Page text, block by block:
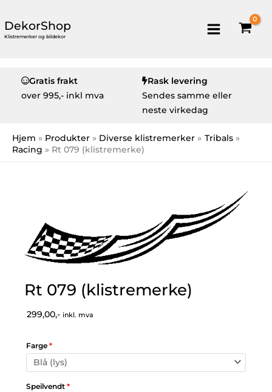
DekorShop
Klistremerker og bildekor
Gratis frakt
over 995,- inkl mva
Rask levering
Sendes samme eller
neste virkedag
Hjem Produkter Diverse klistremerker
Tribals
Racing
Rt 079 (klistremerke)
Rt 079 (klistremerke)
299,00,- inkl. mva
Farge *
Speilvendt *